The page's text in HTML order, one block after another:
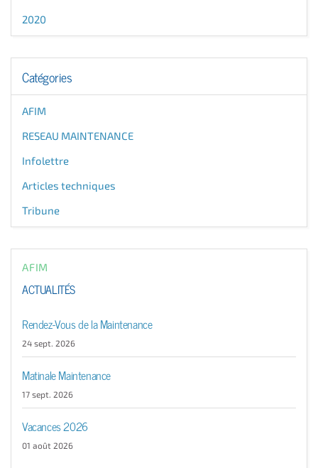
2020
Catégories
AFIM
RESEAU MAINTENANCE
Infolettre
Articles techniques
Tribune
AFIM
ACTUALITÉS
Rendez-Vous de la Maintenance
24 sept. 2026
Matinale Maintenance
17 sept. 2026
Vacances 2026
01 août 2026